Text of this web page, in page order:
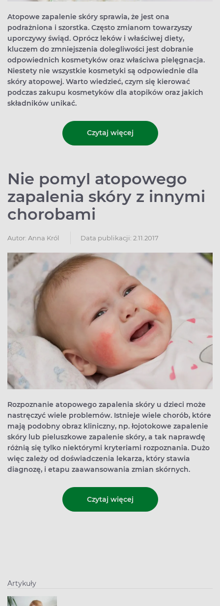
Atopowe zapalenie skóry sprawia, że jest ona
podrażniona i szorstka. Często zmianom towarzyszy
uporczywy świąd. Oprócz leków i właściwej diety,
kluczem do zmniejszenia dolegliwości jest dobranie
odpowiednich kosmetyków oraz właściwa pielęgnacja.
Niestety nie wszystkie kosmetyki są odpowiednie dla
skóry atopowej. Warto wiedzieć, czym się kierować
podczas zakupu kosmetyków dla atopików oraz jakich
składników unikać.
Czytaj więcej
Nie pomyl atopowego
zapalenia skóry z innymi
chorobami
Autor: Anna Król Data publikacji: 2.11.2017
Rozpoznanie atopowego zapalenia skóry u dzieci może
nastręczyć wiele problemów. Istnieje wiele chorób, które
mają podobny obraz kliniczny, np. łojotokowe zapalenie
skóry lub pieluszkowe zapalenie skóry, a tak naprawdę
różnią się tylko niektórymi kryteriami rozpoznania. Dużo
więc zależy od doświadczenia lekarza, który stawia
diagnozę, i etapu zaawansowania zmian skórnych.
Czytaj więcej
Artykuły